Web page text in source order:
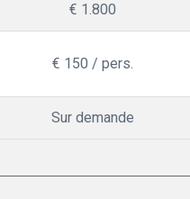
€ 1.800
€ 150 / pers.
Sur demande